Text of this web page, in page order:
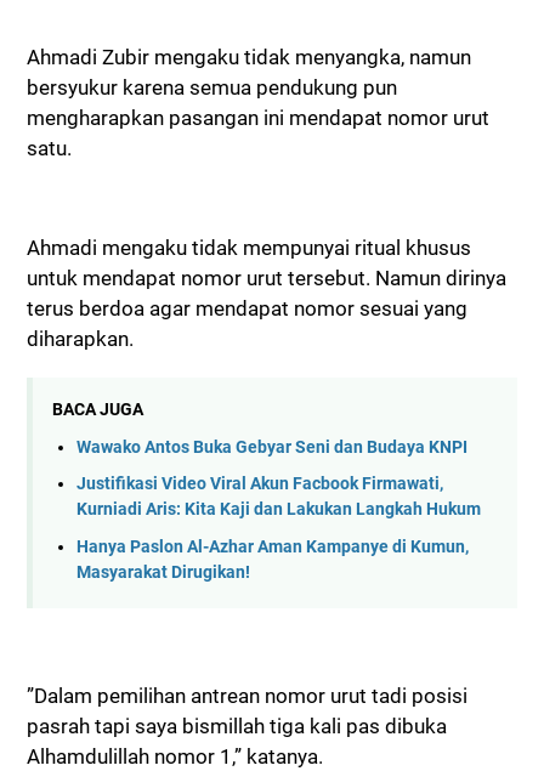
Ahmadi Zubir mengaku tidak menyangka, namun
bersyukur karena semua pendukung pun
mengharapkan pasangan ini mendapat nomor urut
satu.
Ahmadi mengaku tidak mempunyai ritual khusus
untuk mendapat nomor urut tersebut. Namun dirinya
terus berdoa agar mendapat nomor sesuai yang
diharapkan.
BACA JUGA
Wawako Antos Buka Gebyar Seni dan Budaya KNPI
Justifikasi Video Viral Akun Facbook Firmawati,
Kurniadi Aris: Kita Kaji dan Lakukan Langkah Hukum
Hanya Paslon Al-Azhar Aman Kampanye di Kumun,
Masyarakat Dirugikan!
”Dalam pemilihan antrean nomor urut tadi posisi
pasrah tapi saya bismillah tiga kali pas dibuka
Alhamdulillah nomor 1,” katanya.